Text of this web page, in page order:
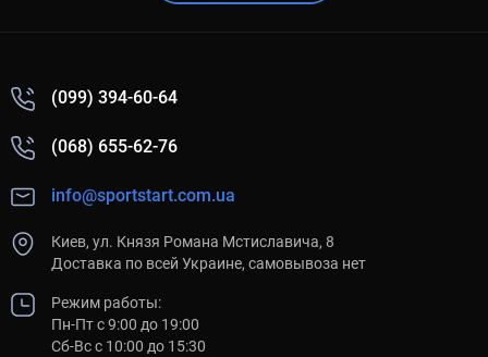
(099) 394-60-64
(068) 655-62-76
info@sportstart.com.ua
Киев, ул. Князя Романа Мстиславича, 8
Доставка по всей Украине, самовывоза нет
Режим работы:
Пн-Пт с 9:00 до 19:00
Сб-Вс с 10:00 до 15:30